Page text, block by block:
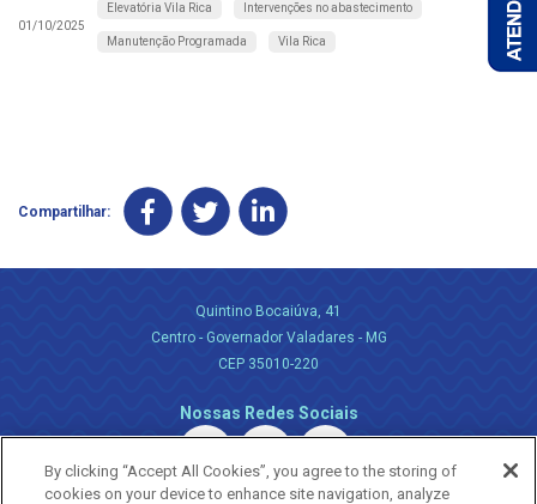
01/10/2025
Elevatória Vila Rica Intervenções no abastecimento
Manutenção Programada Vila Rica
Compartilhar:
Quintino Bocaiúva, 41
Centro - Governador Valadares - MG
CEP 35010-220
Nossas Redes Sociais
By clicking “Accept All Cookies”, you agree to the storing of
cookies on your device to enhance site navigation, analyze